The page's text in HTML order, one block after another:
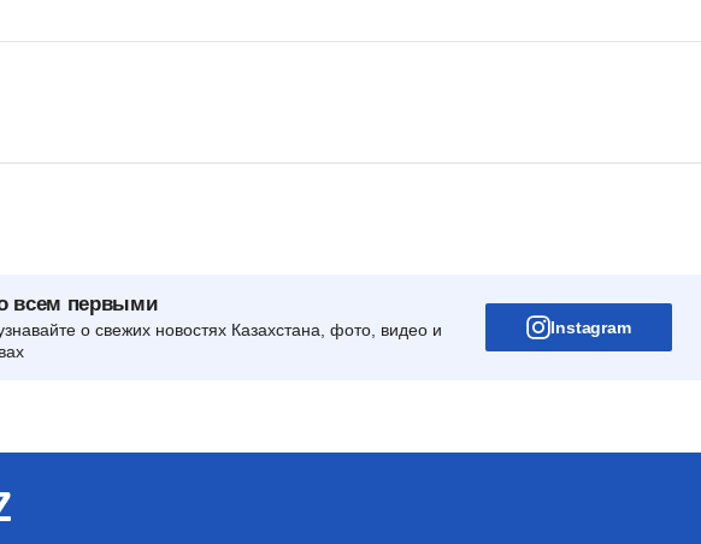
всем первыми
о свежих новостях Казахстана, фото, видео и
Instagram